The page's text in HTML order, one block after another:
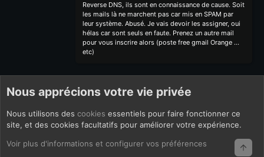
Reverse DNS, ils sont en connaissance de cause. Soit
les mails là ne marchent pas car mis en SPAM par
leur système. Abusé. Je vais devoir les assigner, oui
hélas car sont seuls en faute. Prenez un autre mail
pour vous inscrire alors (poste free gmail Orange ...
etc)
Nous apprécions votre vie privée
Nous utilisons des cookies essentiels pour faire fonctionner ce
site, et des cookies facultatifs pour améliorer votre expérience.
Voir plus d'informations et configurer vos préférences